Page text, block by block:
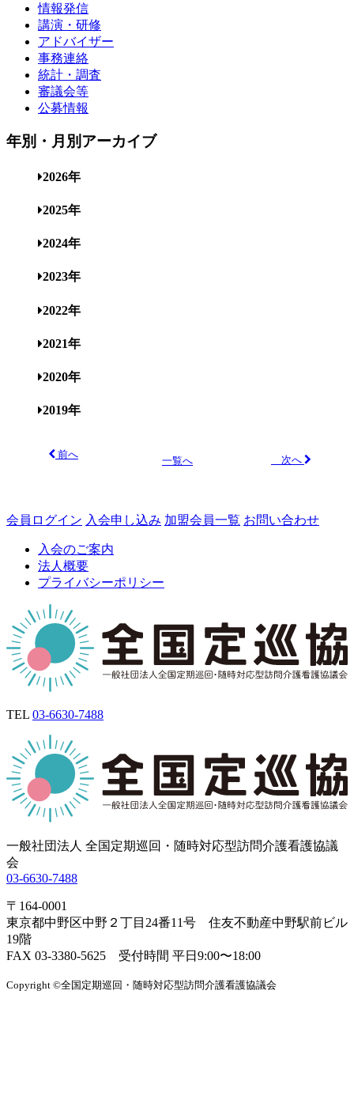
情報発信
講演・研修
アドバイザー
事務連絡
統計・調査
審議会等
公募情報
年別・月別アーカイブ
2026年
2025年
2024年
2023年
2022年
2021年
2020年
2019年
前へ
一覧へ 次へ
会員ログイン 入会申し込み 加盟会員一覧 お問い合わせ
入会のご案内
法人概要
プライバシーポリシー
TEL 03-6630-7488
一般社団法人 全国定期巡回・随時対応型訪問介護看護協議
会
03-6630-7488
〒164-0001
東京都中野区中野２丁目24番11号 住友不動産中野駅前ビル
19階
FAX 03-3380-5625 受付時間 平日9:00〜18:00
Copyright ©全国定期巡回・随時対応型訪問介護看護協議会